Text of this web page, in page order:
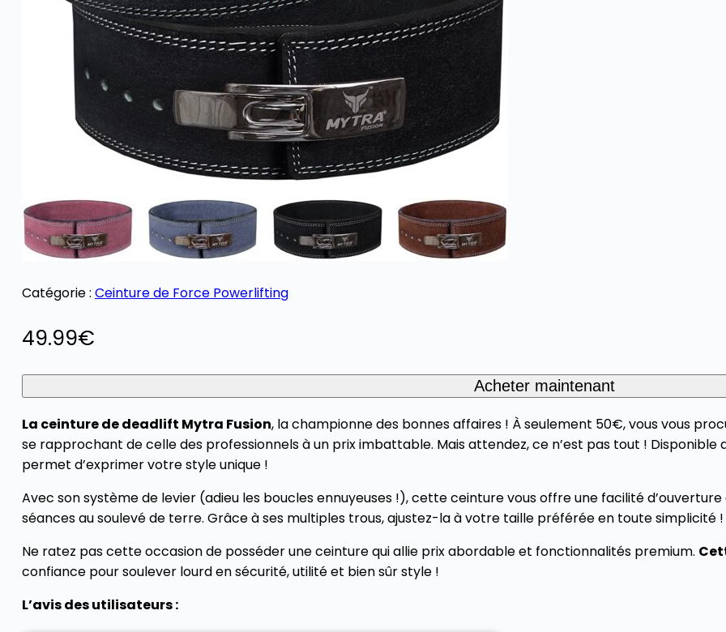
Catégorie : Ceinture de Force Powerlifting
49.99€
Acheter maintenant
La ceinture de deadlift Mytra Fusion, la championne des bonnes affaires ! À seulement 50€, vous vous
se rapprochant de celle des professionnels à un prix imbattable. Mais attendez, ce n’est pas tout ! Disponible
permet d’exprimer votre style unique !
Avec son système de levier (adieu les boucles ennuyeuses !), cette ceinture vous offre une facilité
séances au soulevé de terre. Grâce à ses multiples trous, ajustez-la à votre taille préférée en toute simplicité !
Ne ratez pas cette occasion de posséder une ceinture qui allie prix abordable et fonctionnalités premium.
confiance pour soulever lourd en sécurité, utilité et bien sûr style !
L’avis des utilisateurs :